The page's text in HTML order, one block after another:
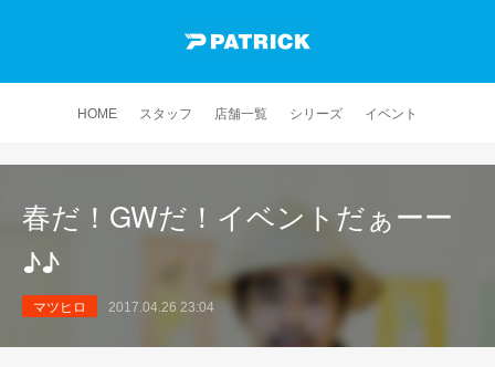
HOME スタッフ 店舗一覧 シリーズ イベント
春だ！GWだ！イベントだぁーー
♪♪
マツヒロ 2017.04.26 23:04